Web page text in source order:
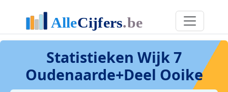
Statistieken Wijk 7
Oudenaarde+Deel Ooike